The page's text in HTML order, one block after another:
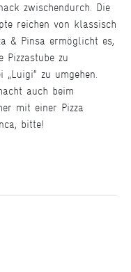
zwischendurch. Die
reichen von klassisch
& Pinsa ermöglicht es,
Pizzastube zu
zu umgehen.
auch beim
mit einer Pizza
bitte!